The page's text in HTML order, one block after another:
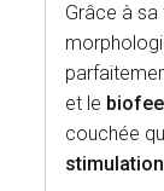
Grâce à
et le
couchée